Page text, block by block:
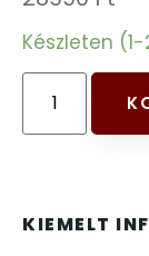
Készleten
KIEMELT
FESTINA
FIGURÁS
FREELOOK